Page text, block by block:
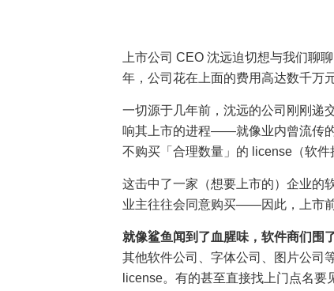
上市公司 CEO 沈远迫切想与我们聊
年，公司花在上面的费用高达数千万
一切源于几年前，沈远的公司刚刚递
响其上市的进程——就像业内曾流传
不购买「合理数量」的 license（软件
这击中了一家（想要上市的）企业的
业主往往会同意购买——因此，上市
就像鲨鱼闻到了血腥味，软件商们围了
其他软件公司、字体公司、图片公司
license。有的甚至直接找上门点名